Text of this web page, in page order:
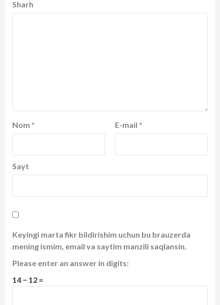
Sharh
Nom * E-mail *
Sayt
Keyingi marta fikr bildirishim uchun bu brauzerda
mening ismim, email va saytim manzili saqlansin.
Please enter an answer in digits:
14 − 12 =